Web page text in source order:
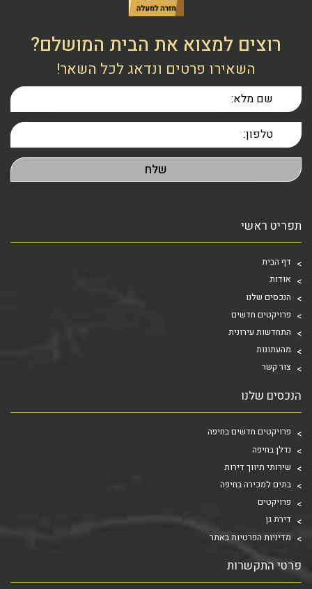
רוצים למצוא את הבית המושלם?
השאירו פרטים ונדאג לכל השאר!
תפריט ראשי
דף הבית
אודות
הנכסים שלנו
פרויקטים חדשים
התחדשות עירונית
מהעתונות
צור קשר
הנכסים שלנו
פרויקטים חדשים בחיפה
נדלן בחיפה
שירותי תיווך דירות
בתים למכירה בחיפה
פרויקטים
דירת גן
מדיניות הפרטיות באתר
פרטי התקשרות